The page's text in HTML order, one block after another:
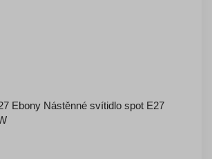
Ebony Nástěnné svítidlo spot E27